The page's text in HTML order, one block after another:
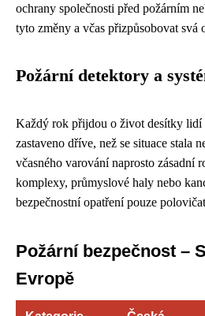
ochrany společnosti před požárním
tyto změny a včas přizpůsobovat svá
Požární detektory a
Každý rok přijdou o život desítky lidí
zastaveno dříve, než se situace stala
včasného varování naprosto
komplexy, průmyslové haly nebo
bezpečnostní opatření pouze
Požární bezpečnost –
Evropě